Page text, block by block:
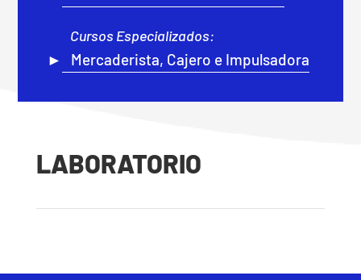
Cursos Especializados:
Mercaderista, Cajero e Impulsadora
LABORATORIO